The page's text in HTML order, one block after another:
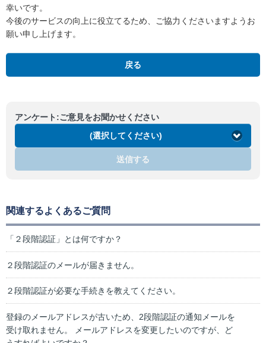
幸いです。
今後のサービスの向上に役立てるため、ご協力くださいますようお
願い申し上げます。
戻る
アンケート:ご意見をお聞かせください
(選択してください)
送信する
関連するよくあるご質問
「２段階認証」とは何ですか？
２段階認証のメールが届きません。
２段階認証が必要な手続きを教えてください。
登録のメールアドレスが古いため、2段階認証の通知メールを
受け取れません。 メールアドレスを変更したいのですが、ど